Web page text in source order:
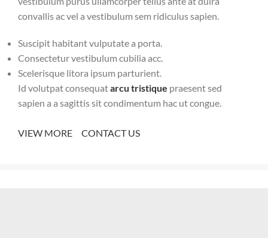
convallis ac vel a vestibulum sem ridiculus sapien.
Suscipit habitant vulputate a porta.
Consectetur vestibulum cubilia acc.
Scelerisque litora ipsum parturient.
Id volutpat consequatarcu tristique praesent sed
sapien a a sagittis sit condimentum hac ut congue.
VIEW MORE CONTACT US